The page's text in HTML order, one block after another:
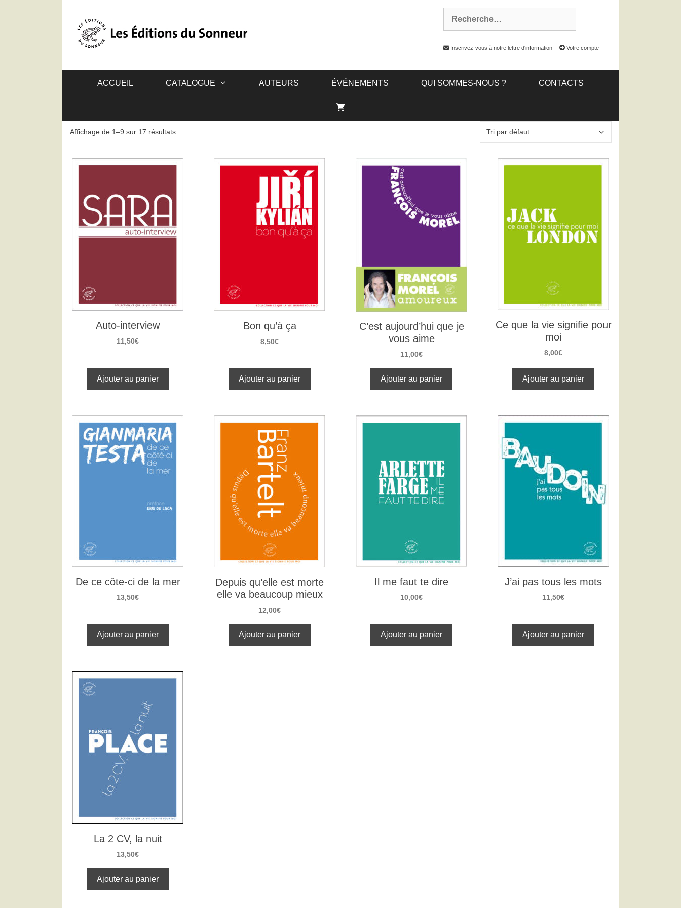
Inscrivez-vous à notre lettre d'information Votre compte
ACCUEIL CATALOGUE AUTEURS ÉVÉNEMENTS QUI SOMMES-NOUS ? CONTACTS
Affichage de 1–9 sur 17 résultats
Auto-interview
11,50€
Ajouter au panier
Bon qu’à ça
8,50€
Ajouter au panier
C’est aujourd’hui que je
vous aime
11,00€
Ajouter au panier
Ce que la vie signifie pour
moi
8,00€
Ajouter au panier
De ce côte-ci de la mer
13,50€
Ajouter au panier
Depuis qu’elle est morte
elle va beaucoup mieux
12,00€
Ajouter au panier
Il me faut te dire
10,00€
Ajouter au panier
J’ai pas tous les mots
11,50€
Ajouter au panier
La 2 CV, la nuit
13,50€
Ajouter au panier